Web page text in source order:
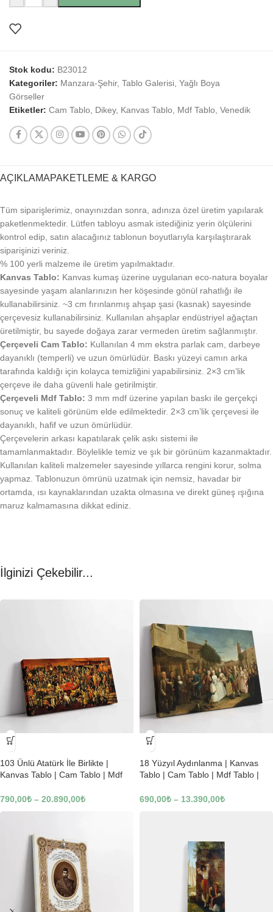
Stok kodu: B23012
Kategoriler: Manzara-Şehir, Tablo Galerisi Yağlı Boya
Görseller
Etiketler: Cam Tablo Dikey, Kanvas Tablo Mdf Tablo Venedik
AÇIKLAMAPAKETLEME & KARGO
Tüm siparişlerimiz, onayınızdan sonra, adınıza özel üretim yapılarak
paketlenmektedir. Lütfen tabloyu asmak istediğiniz yerin ölçülerini
kontrol edip, satın alacağınız tablonun boyutlarıyla karşılaştırarak
siparişinizi veriniz.
% 100 yerli malzeme ile üretim yapılmaktadır.
Kanvas Tablo: Kanvas kumaş üzerine uygulanan eco-natura boyalar
sayesinde yaşam alanlarınızın her köşesinde gönül rahatlığı ile
kullanabilirsiniz. ~3 cm fırınlanmış ahşap şasi (kasnak) sayesinde
çerçevesiz kullanabilirsiniz. Kullanılan ahşaplar endüstriyel ağaçtan
üretilmiştir, bu sayede doğaya zarar vermeden üretim sağlanmıştır.
Çerçeveli Cam Tablo: Kullanılan 4 mm ekstra parlak cam, darbeye
dayanıklı (temperli) ve uzun ömürlüdür. Baskı yüzeyi camın arka
tarafında kaldığı için kolayca temizliğini yapabilirsiniz. 2×3 cm’lik
çerçeve ile daha güvenli hale getirilmiştir.
Çerçeveli Mdf Tablo: 3 mm mdf üzerine yapılan baskı ile gerçekçi
sonuç ve kaliteli görünüm elde edilmektedir. 2×3 cm’lik çerçevesi ile
dayanıklı, hafif ve uzun ömürlüdür.
Çerçevelerin arkası kapatılarak çelik askı sistemi ile
tamamlanmaktadır. Böylelikle temiz ve şık bir görünüm kazanmaktadır.
Kullanılan kaliteli malzemeler sayesinde yıllarca rengini korur, solma
yapmaz. Tablonuzun ömrünü uzatmak için nemsiz, havadar bir
ortamda, ısı kaynaklarından uzakta olmasına ve direkt güneş ışığına
maruz kalmamasına dikkat ediniz.
İlginizi Çekebilir...
-23%
103 Ünlü Atatürk İle Birlikte |
Kanvas Tablo | Cam Tablo | Mdf
790,00₺ – 20.890,00₺
-23%
18 Yüzyıl Aydınlanma | Kanvas
Tablo | Cam Tablo | Mdf Tablo |
690,00₺ – 13.390,00₺